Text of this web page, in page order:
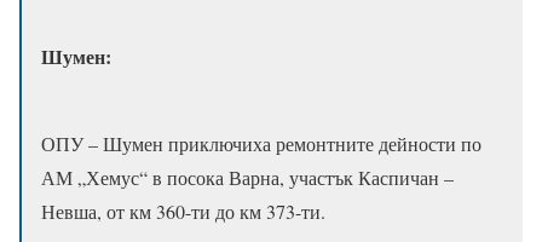
Шумен:
ОПУ – Шумен приключиха ремонтните дейности по
АМ „Хемус“ в посока Варна, участък Каспичан –
Невша, от км 360-ти до км 373-ти.